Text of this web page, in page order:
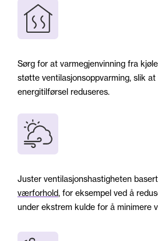
Sørg for at varmegjenvinning fra
støtte ventilasjonsoppvarming, slik
energitilførsel reduseres.
Juster ventilasjonshastigheten
værforhold, for eksempel ved å
under ekstrem kulde for å minimere